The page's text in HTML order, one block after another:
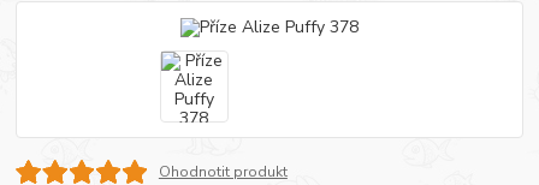
Ohodnotit produkt